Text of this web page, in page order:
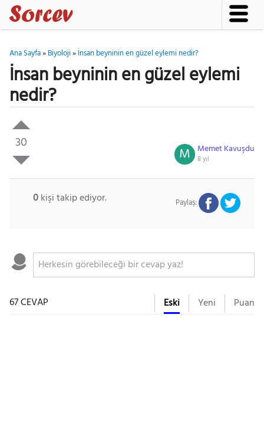
Ana Sayfa»Biyoloji»İnsan beyninin en güzel eylemi nedir?
İnsan beyninin en güzel eylemi
nedir?
30 Memet Kavuşdu
8 yıl
M
0kişi takip ediyor. Paylaş:
67 CEVAP Eski Yeni Puan